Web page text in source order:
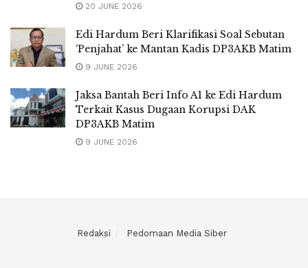
20 JUNE 2026
Edi Hardum Beri Klarifikasi Soal Sebutan
‘Penjahat’ ke Mantan Kadis DP3AKB Matim
9 JUNE 2026
Jaksa Bantah Beri Info A1 ke Edi Hardum
Terkait Kasus Dugaan Korupsi DAK
DP3AKB Matim
9 JUNE 2026
Redaksi Pedomaan Media Siber